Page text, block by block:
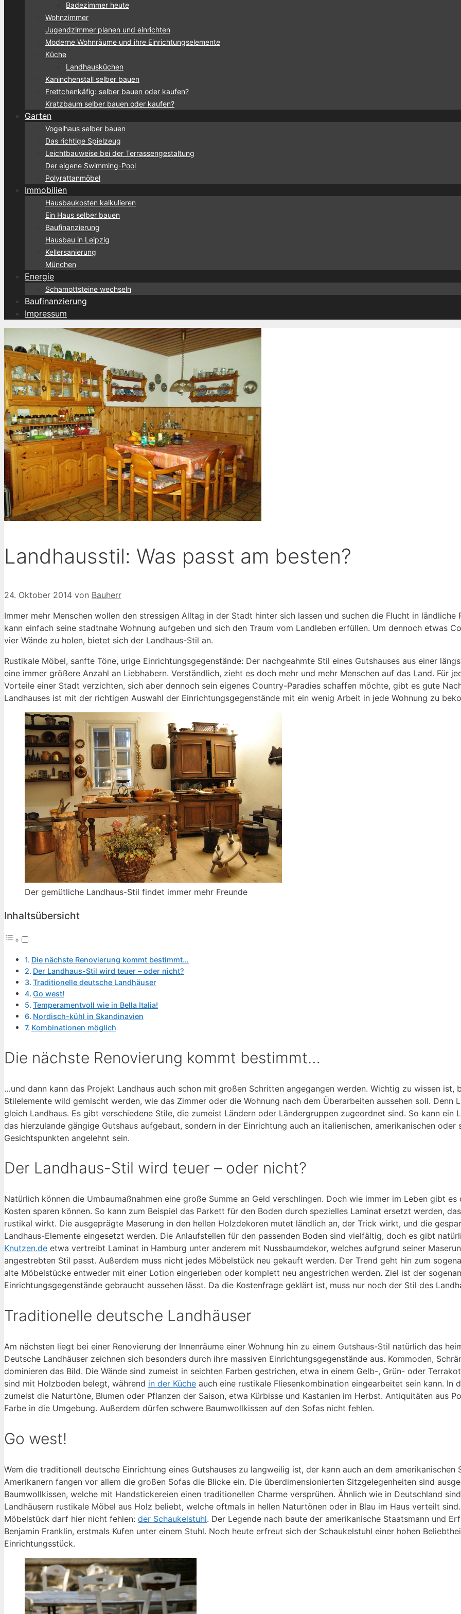
Badezimmer heute
Wohnzimmer
Jugendzimmer planen und einrichten
Moderne Wohnräume und ihre Einrichtungselemente
Küche
Landhausküchen
Kaninchenstall selber bauen
Frettchenkäfig: selber bauen oder kaufen?
Kratzbaum selber bauen oder kaufen?
Garten
Vogelhaus selber bauen
Das richtige Spielzeug
Leichtbauweise bei der Terrassengestaltung
Der eigene Swimming-Pool
Polyrattanmöbel
Immobilien
Hausbaukosten kalkulieren
Ein Haus selber bauen
Baufinanzierung
Hausbau in Leipzig
Kellersanierung
München
Energie
Schamottsteine wechseln
Baufinanzierung
Impressum
Landhausstil: Was passt am besten?
24. Oktober 2014 von Bauherr
Immer mehr Menschen wollen den stressigen Alltag in der Stadt hinter sich lassen und suchen die Flucht in ländliche
kann einfach seine stadtnahe Wohnung aufgeben und sich den Traum vom Landleben erfüllen. Um dennoch etwas
vier Wände zu holen, bietet sich der Landhaus-Stil an.
Rustikale Möbel, sanfte Töne, urige Einrichtungsgegenstände: Der nachgeahmte Stil eines Gutshauses aus einer
eine immer größere Anzahl an Liebhabern. Verständlich, zieht es doch mehr und mehr Menschen auf das Land. Für
Vorteile einer Stadt verzichten, sich aber dennoch sein eigenes Country-Paradies schaffen möchte, gibt es gute
Landhauses ist mit der richtigen Auswahl der Einrichtungsgegenstände mit ein wenig Arbeit in jede Wohnung zu
Der gemütliche Landhaus-Stil findet immer mehr Freunde
Inhaltsübersicht
Die nächste Renovierung kommt bestimmt…
Der Landhaus-Stil wird teuer – oder nicht?
Traditionelle deutsche Landhäuser
Go west!
Temperamentvoll wie in Bella Italia!
Nordisch-kühl in Skandinavien
Kombinationen möglich
Die nächste Renovierung kommt bestimmt…
…und dann kann das Projekt Landhaus auch schon mit großen Schritten angegangen werden. Wichtig zu wissen ist,
Stilelemente wild gemischt werden, wie das Zimmer oder die Wohnung nach dem Überarbeiten aussehen soll. Denn
gleich Landhaus. Es gibt verschiedene Stile, die zumeist Ländern oder Ländergruppen zugeordnet sind. So kann ein
das hierzulande gängige Gutshaus aufgebaut, sondern in der Einrichtung auch an italienischen, amerikanischen oder
Gesichtspunkten angelehnt sein.
Der Landhaus-Stil wird teuer – oder nicht?
Natürlich können die Umbaumaßnahmen eine große Summe an Geld verschlingen. Doch wie immer im Leben gibt es
Kosten sparen können. So kann zum Beispiel das Parkett für den Boden durch spezielles Laminat ersetzt werden,
rustikal wirkt. Die ausgeprägte Maserung in den hellen Holzdekoren mutet ländlich an, der Trick wirkt, und die
Landhaus-Elemente eingesetzt werden. Die Anlaufstellen für den passenden Boden sind vielfältig, doch es gibt
Knutzen.de etwa vertreibt Laminat in Hamburg unter anderem mit Nussbaumdekor, welches aufgrund seiner
angestrebten Stil passt. Außerdem muss nicht jedes Möbelstück neu gekauft werden. Der Trend geht hin zum
alte Möbelstücke entweder mit einer Lotion eingerieben oder komplett neu angestrichen werden. Ziel ist der
Einrichtungsgegenstände gebraucht aussehen lässt. Da die Kostenfrage geklärt ist, muss nur noch der Stil des
Traditionelle deutsche Landhäuser
Am nächsten liegt bei einer Renovierung der Innenräume einer Wohnung hin zu einem Gutshaus-Stil natürlich das
Deutsche Landhäuser zeichnen sich besonders durch ihre massiven Einrichtungsgegenstände aus. Kommoden,
dominieren das Bild. Die Wände sind zumeist in seichten Farben gestrichen, etwa in einem Gelb-, Grün- oder
sind mit Holzboden belegt, während in der Küche auch eine rustikale Fliesenkombination eingearbeitet sein kann. In
zumeist die Naturtöne, Blumen oder Pflanzen der Saison, etwa Kürbisse und Kastanien im Herbst. Antiquitäten aus
Farbe in die Umgebung. Außerdem dürfen schwere Baumwollkissen auf den Sofas nicht fehlen.
Go west!
Wem die traditionell deutsche Einrichtung eines Gutshauses zu langweilig ist, der kann auch an dem amerikanischen
Amerikanern fangen vor allem die großen Sofas die Blicke ein. Die überdimensionierten Sitzgelegenheiten sind
Baumwollkissen, welche mit Handstickereien einen traditionellen Charme versprühen. Ähnlich wie in Deutschland
Landhäusern rustikale Möbel aus Holz beliebt, welche oftmals in hellen Naturtönen oder in Blau im Haus verteilt
Möbelstück darf hier nicht fehlen: der Schaukelstuhl. Der Legende nach baute der amerikanische Staatsmann und
Benjamin Franklin, erstmals Kufen unter einem Stuhl. Noch heute erfreut sich der Schaukelstuhl einer hohen
Einrichtungsstück.